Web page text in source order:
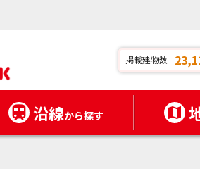
掲載建物数
沿線から探す